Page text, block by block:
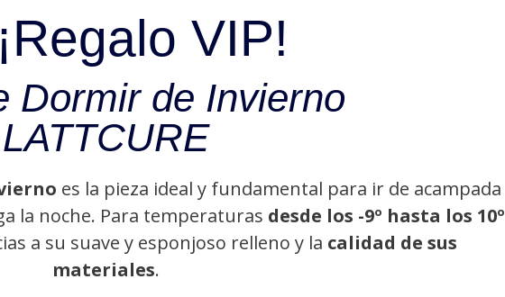
VIP!
Dormir de Invierno
LATTCURE
es la pieza ideal y fundamental para ir de acampada
la noche. Para temperaturas desde los -9º hasta los 10º
a su suave y esponjoso relleno y la calidad de sus
materiales.